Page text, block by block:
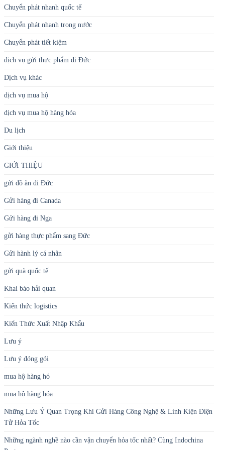
Chuyển phát nhanh quốc tế
Chuyển phát nhanh trong nước
Chuyển phát tiết kiệm
dịch vụ gửi thực phẩm đi Đức
Dịch vụ khác
dịch vụ mua hộ
dịch vụ mua hộ hàng hóa
Du lịch
Giới thiệu
GIỚI THIỆU
gửi đồ ăn đi Đức
Gửi hàng đi Canada
Gửi hàng đi Nga
gửi hàng thực phẩm sang Đức
Gửi hành lý cá nhân
gửi quà quốc tế
Khai báo hải quan
Kiến thức logistics
Kiến Thức Xuất Nhập Khẩu
Lưu ý
Lưu ý đóng gói
mua hộ hàng hó
mua hộ hàng hóa
Những Lưu Ý Quan Trọng Khi Gửi Hàng Công Nghệ & Linh Kiện Điện
Tử Hỏa Tốc
Những ngành nghề nào cần vận chuyển hỏa tốc nhất? Cùng Indochina